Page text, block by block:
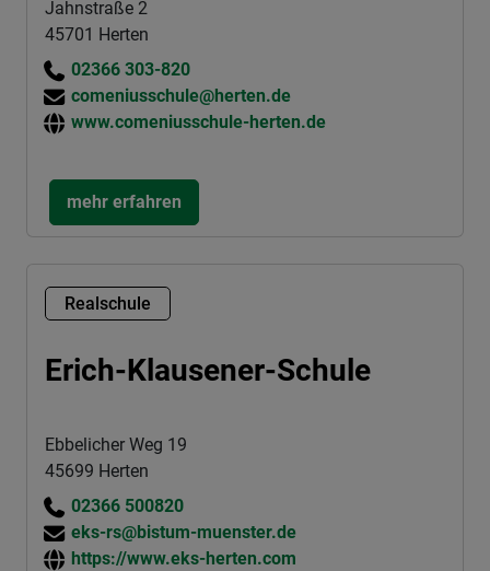
Jahnstraße 2
45701 Herten
02366 303-820
comeniusschule@herten.de
www.comeniusschule-herten.de
mehr erfahren
Realschule
Erich-Klausener-Schule
Ebbelicher Weg 19
45699 Herten
02366 500820
eks-rs@bistum-muenster.de
https://www.eks-herten.com